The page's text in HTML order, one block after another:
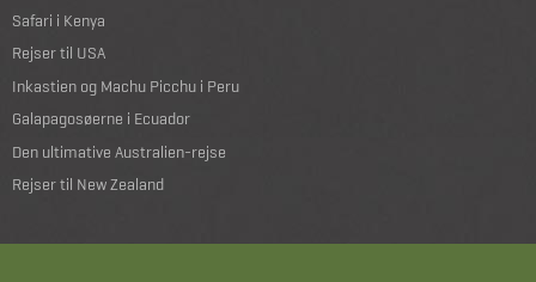
Safari i Kenya
Rejser til USA
Inkastien og Machu Picchu i Peru
Galapagosøerne i Ecuador
Den ultimative Australien-rejse
Rejser til New Zealand